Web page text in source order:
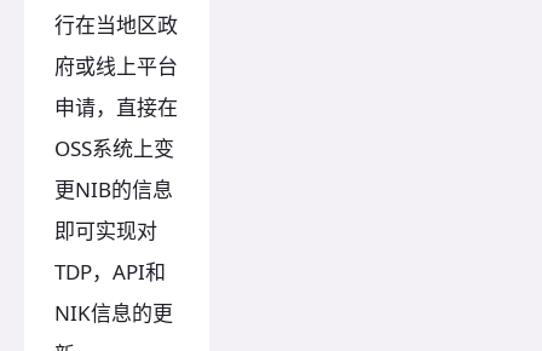
行在当地区政
府或线上平台
申请，直接在
OSS系统上变
更NIB的信息
即可实现对
TDP，API和
NIK信息的更